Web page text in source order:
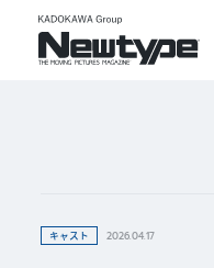
キャスト 2026.04.17